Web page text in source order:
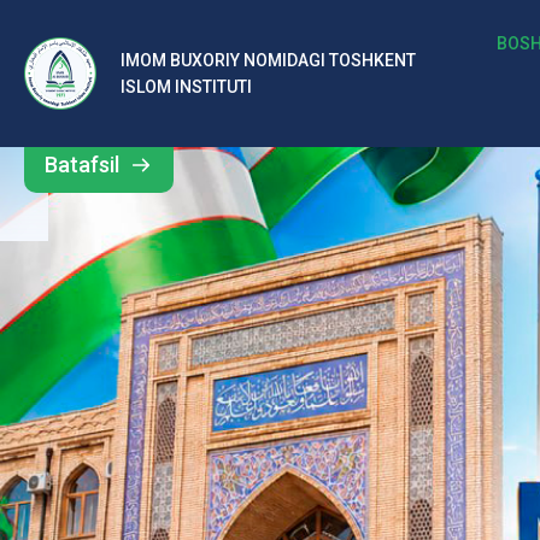
IMOM BUXORIY NOMIDAGI TOSHKENT
ISLOM INSTITUTI
b
al
ar
o‘
rt
a
si
d
Barcha
yangiliklar
Batafsil